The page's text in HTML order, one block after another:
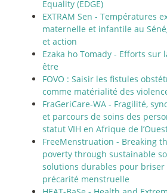
Equality (EDGE)
EXTRAM Sen - Températures
maternelle et infantile au
et action
Ezaka ho Tomady - Efforts sur
être
FOVO : Saisir les fistules
comme matérialité des
FraGeriCare-WA - Fragilité,
et parcours de soins des
statut VIH en Afrique de
FreeMenstruation - Breaking
poverty through sustainable
solutions durables pour briser
précarité menstruelle